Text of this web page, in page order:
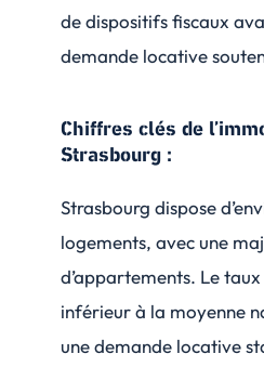
de dispositifs fiscaux
demande locative
Chiffres clés de
Strasbourg :
Strasbourg dispose
logements, avec une
d’appartements. Le
inférieur à la moyenne
une demande locative